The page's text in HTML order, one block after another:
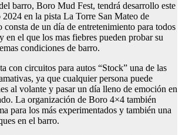
barro, Boro Mud Fest, tendrá desarrollo este
en la pista La Torre San Mateo de
de un día de entretenimiento para todos
en el que los mas fiebres pueden probar su
condiciones de barro.
con circuitos para autos “Stock” una de las
ya que cualquier persona puede
al volante y pasar un día lleno de emoción en
La organización de Boro 4×4 también
para los más experimentados y también una
en el barro.